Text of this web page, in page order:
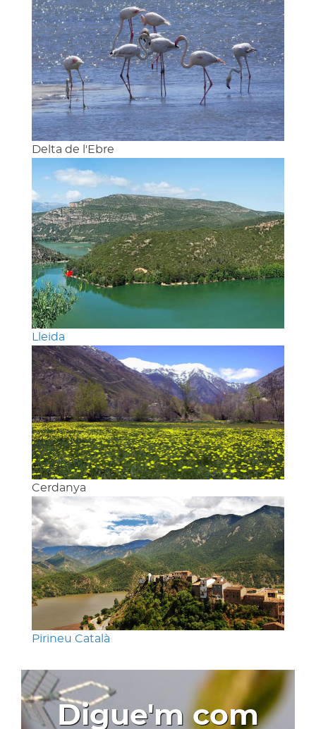
Delta de l'Ebre
Lleida
Cerdanya
Pirineu Català
Digue'm com